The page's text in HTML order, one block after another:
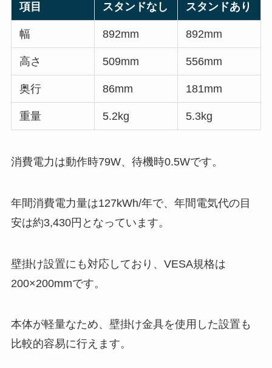
項目 スタンドなし スタンドあり
幅 892mm 892mm
高さ 509mm 556mm
奥行 86mm 181mm
重量 5.2kg 5.3kg
消費電力は動作時79W、待機時0.5Wです。
年間消費電力量は127kWh/年で、年間電気代の目
安は約3,430円となっています。
壁掛け設置にも対応しており、VESA規格は
200×200mmです。
本体が軽量なため、壁掛け金具を使用した設置も
比較的容易に行えます。